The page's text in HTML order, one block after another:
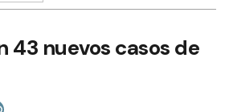
43 nuevos casos de